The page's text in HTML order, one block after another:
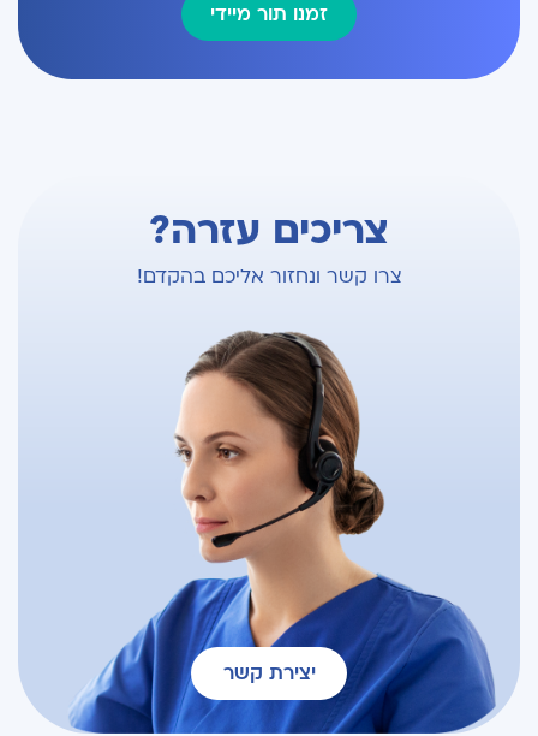
זמנו תור מיידי
צריכים עזרה?
צרו קשר ונחזור אליכם בהקדם!
יצירת קשר